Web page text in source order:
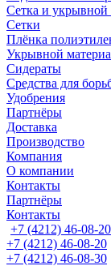
Сетка и укрывной
Сетки
Плёнка
Укрывной
Сидераты
Средства для
Удобрения
Партнёры
Доставка
Производство
Компания
О компании
Контакты
Партнёры
Контакты
+7 (4212) 46-08-20
+7 (4212) 46-08-20
+7 (4212) 46-08-30